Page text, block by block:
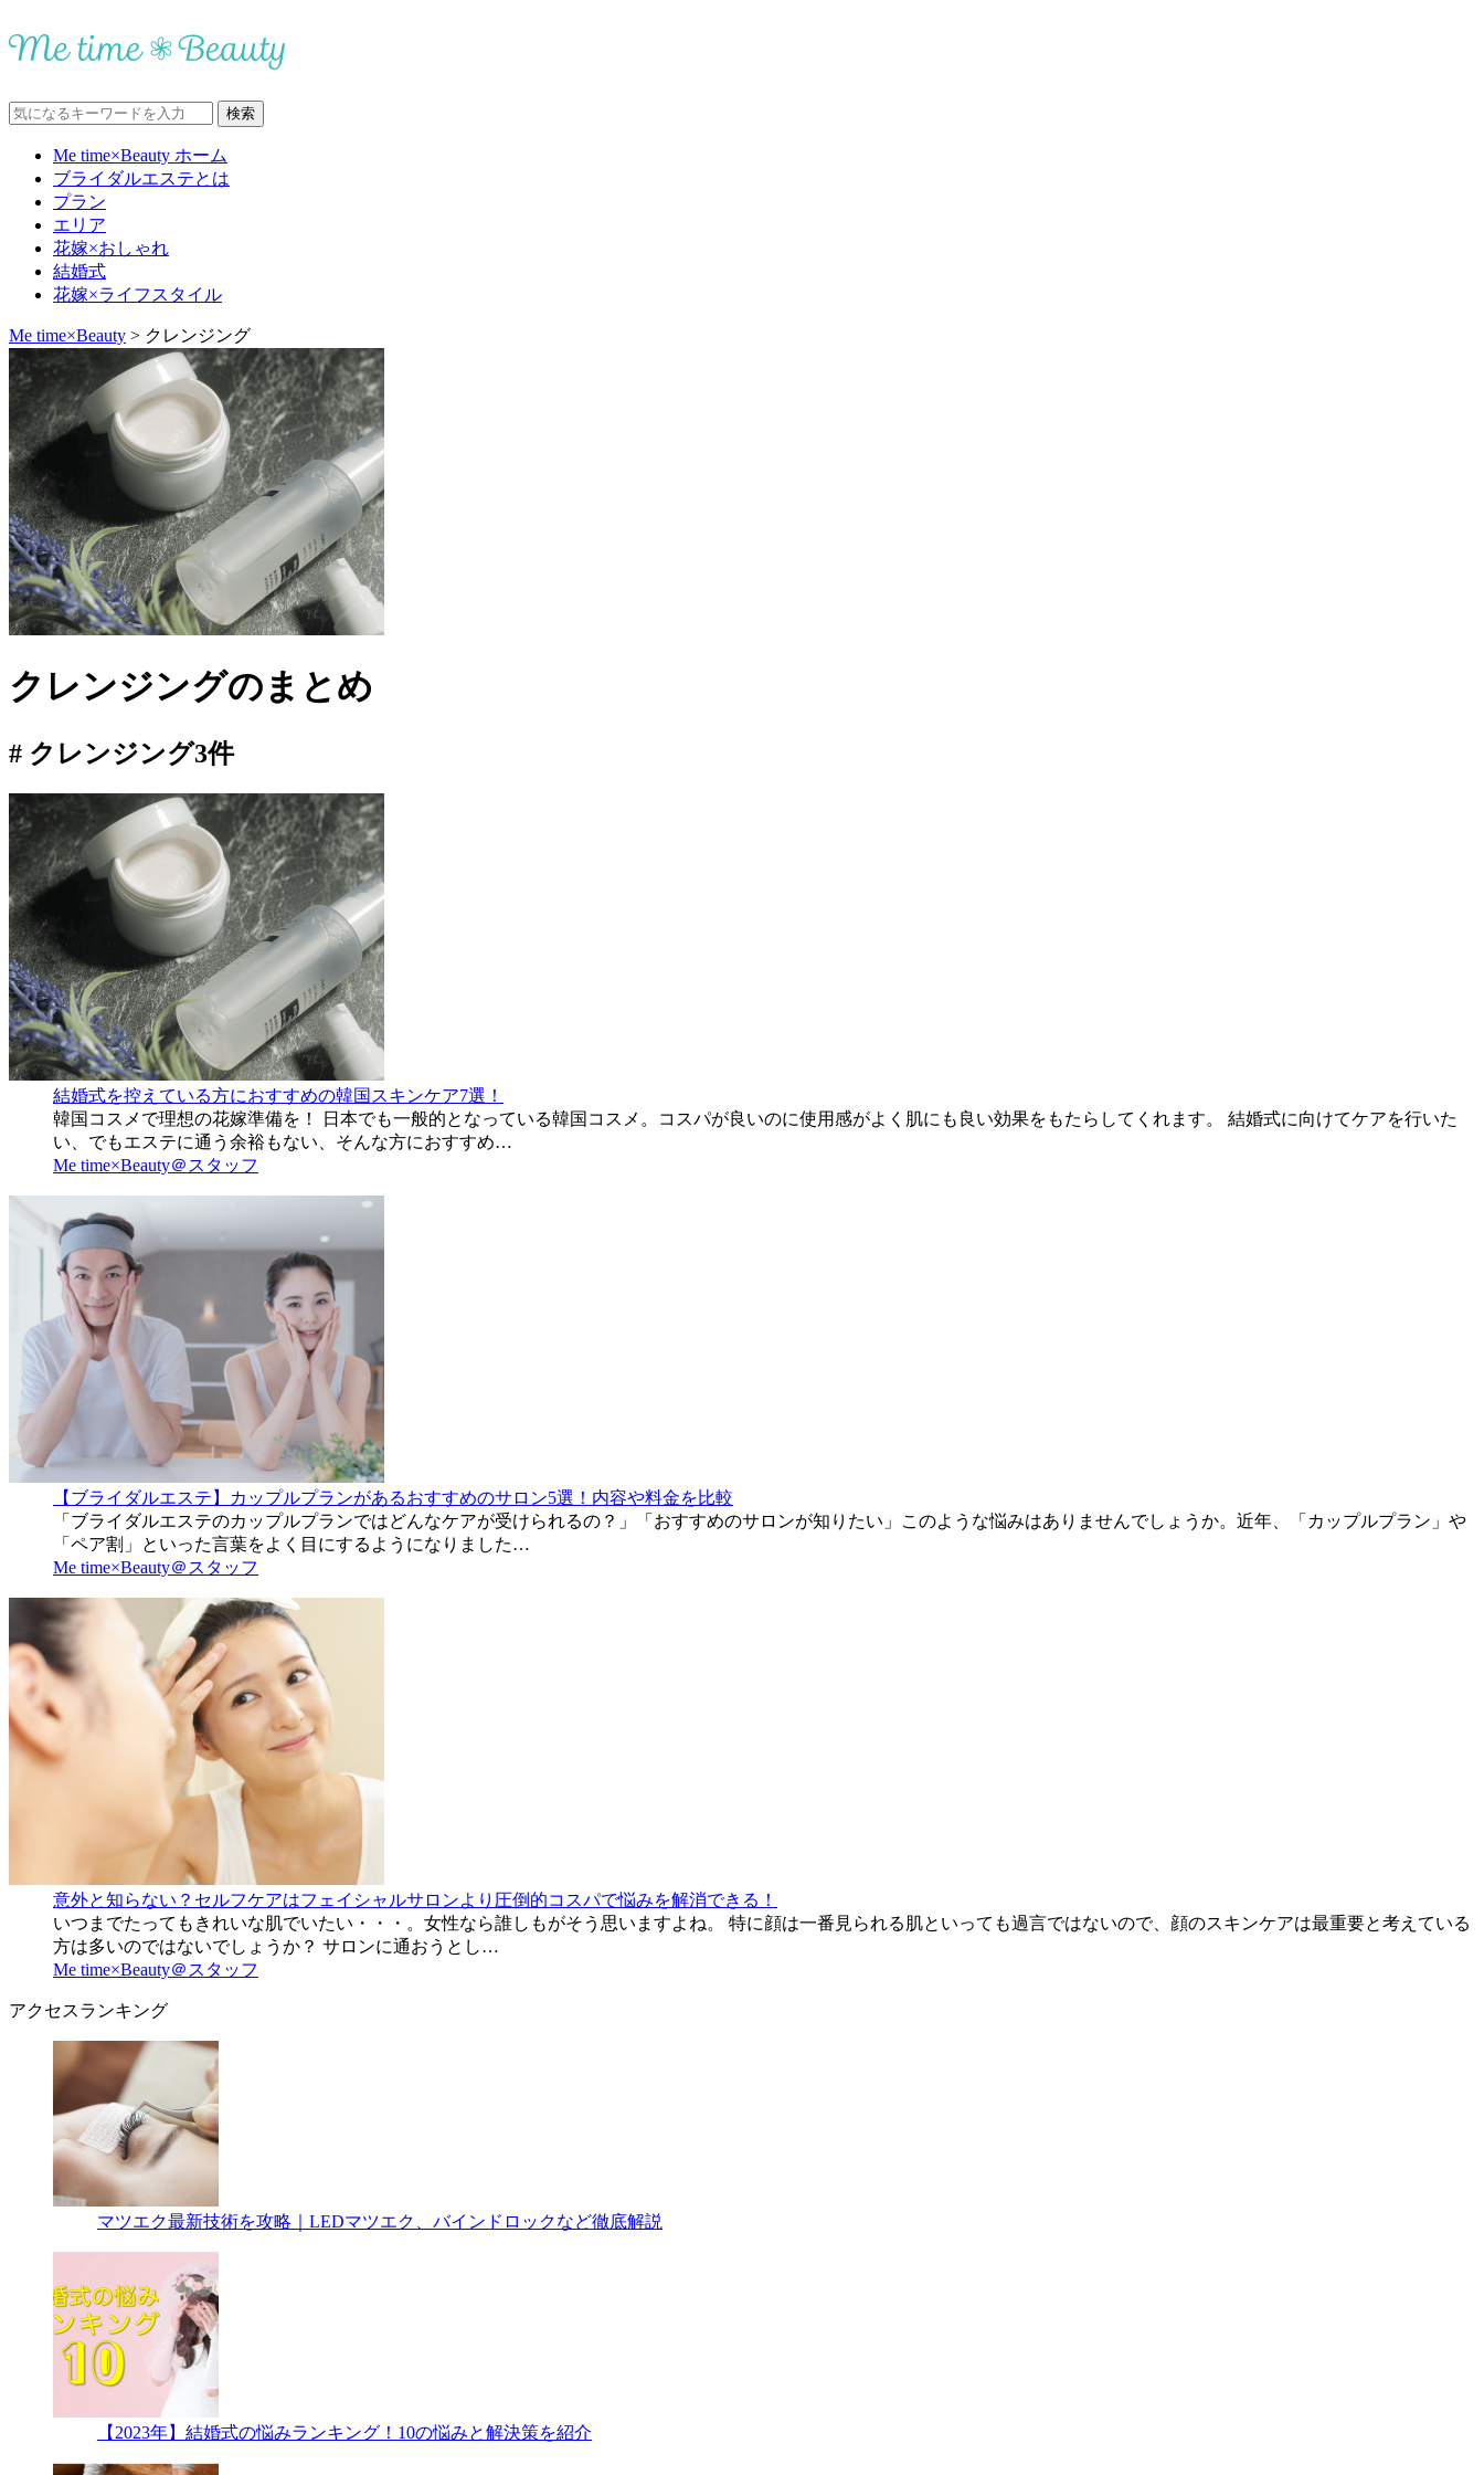
Me time×Beauty ホーム
ブライダルエステとは
プラン
エリア
花嫁×おしゃれ
結婚式
花嫁×ライフスタイル
Me time×Beauty > クレンジング
クレンジングのまとめ
# クレンジング3件
結婚式を控えている方におすすめの韓国スキンケア7選！
韓国コスメで理想の花嫁準備を！ 日本でも一般的となっている韓国コスメ。コスパが良いのに使用感がよく肌にも良い効果をもたらしてくれます。 結婚式に向けてケアを行いた
い、でもエステに通う余裕もない、そんな方におすすめ…
Me time×Beauty＠スタッフ
【ブライダルエステ】カップルプランがあるおすすめのサロン5選！内容や料金を比較
「ブライダルエステのカップルプランではどんなケアが受けられるの？」「おすすめのサロンが知りたい」このような悩みはありませんでしょうか。近年、「カップルプラン」や
「ペア割」といった言葉をよく目にするようになりました…
Me time×Beauty＠スタッフ
意外と知らない？セルフケアはフェイシャルサロンより圧倒的コスパで悩みを解消できる！
いつまでたってもきれいな肌でいたい・・・。女性なら誰しもがそう思いますよね。 特に顔は一番見られる肌といっても過言ではないので、顔のスキンケアは最重要と考えている
方は多いのではないでしょうか？ サロンに通おうとし…
Me time×Beauty＠スタッフ
アクセスランキング
マツエク最新技術を攻略｜LEDマツエク、バインドロックなど徹底解説
【2023年】結婚式の悩みランキング！10の悩みと解決策を紹介